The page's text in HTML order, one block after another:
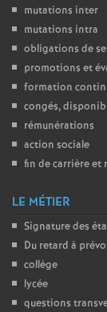
mutations inter
mutations intra
obligations de
promotions et
formation
congés,
rémunérations
action sociale
fin de carrière et
LE MÉTIER
Signature des
Du retard à
collège
lycée
questions